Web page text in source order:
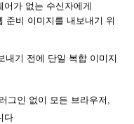
가 없는 수신자에게
준비 이미지를 내보내기 위
기 전에 단일 복합 이미지
그인 없이 모든 브라우저,
다